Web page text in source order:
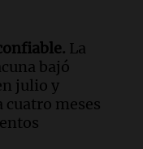
La
bajó
julio y
cuatro meses